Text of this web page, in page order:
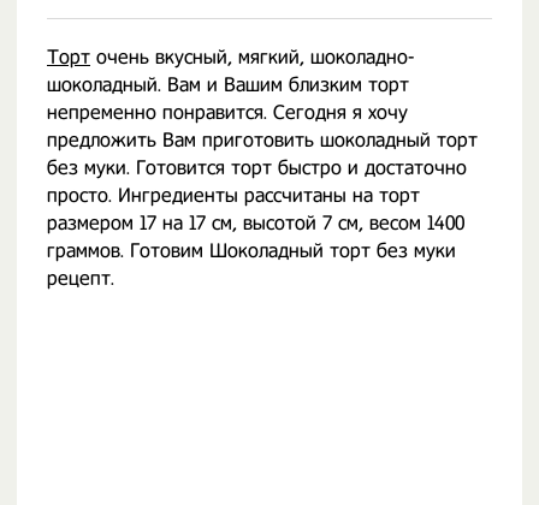
Торт очень вкусный, мягкий, шоколадно-
шоколадный. Вам и Вашим близким торт
непременно понравится. Сегодня я хочу
предложить Вам приготовить шоколадный торт
без муки. Готовится торт быстро и достаточно
просто. Ингредиенты рассчитаны на торт
размером 17 на 17 см, высотой 7 см, весом 1400
граммов. Готовим Шоколадный торт без муки
рецепт.